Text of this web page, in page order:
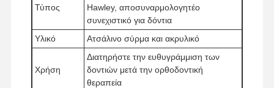
Τύπος
Hawley, αποσυναρμολογητέο
συνεχιστικό για δόντια
Υλικό
Ατσάλινο σύρμα και ακρυλικό
Χρήση
Διατηρήστε την ευθυγράμμιση των
δοντιών μετά την ορθοδοντική
θεραπεία